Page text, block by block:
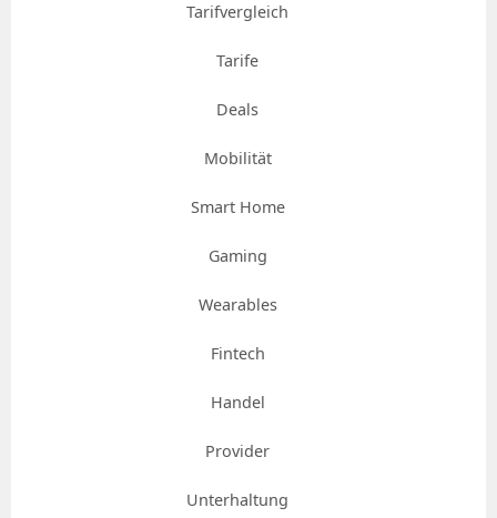
Tarifvergleich
Tarife
Deals
Mobilität
Smart Home
Gaming
Wearables
Fintech
Handel
Provider
Unterhaltung